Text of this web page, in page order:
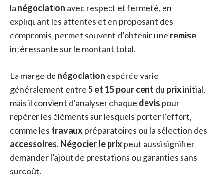
la négociation avec respect et fermeté, en
expliquant les attentes et en proposant des
compromis, permet souvent d’obtenir une remise
intéressante sur le montant total.
La marge de négociation espérée varie
généralement entre5 et 15 pour cent du prixinitial,
mais il convient d’analyser chaque devis pour
repérer les éléments sur lesquels porter l’effort,
comme les travaux préparatoires ou la sélection des
accessoires. Négocier le prix peut aussi signifier
demander l’ajout de prestations ou garanties sans
surcoût.